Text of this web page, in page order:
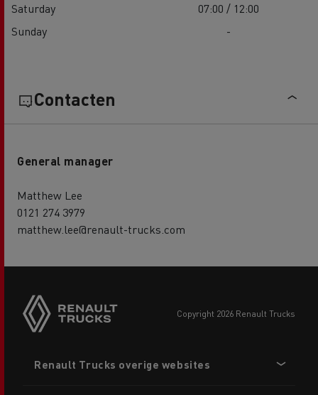
Saturday
07:00 / 12:00
Sunday
-
Contacten
General manager
Matthew Lee
0121 274 3979
matthew.lee@renault-trucks.com
copyright 2026 Renault Trucks
menu
Renault Trucks overige websites